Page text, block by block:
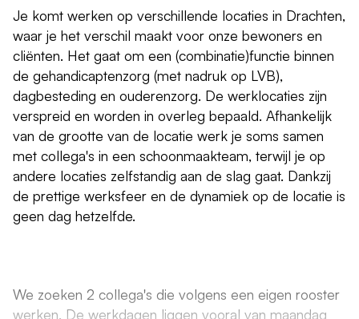
Je komt werken op verschillende locaties in Drachten,
waar je het verschil maakt voor onze bewoners en
cliënten. Het gaat om een (combinatie)functie binnen
de gehandicaptenzorg (met nadruk op LVB),
dagbesteding en ouderenzorg. De werklocaties zijn
verspreid en worden in overleg bepaald. Afhankelijk
van de grootte van de locatie werk je soms samen
met collega's in een schoonmaakteam, terwijl je op
andere locaties zelfstandig aan de slag gaat. Dankzij
de prettige werksfeer en de dynamiek op de locatie is
geen dag hetzelfde.
We zoeken 2 collega's die volgens een eigen rooster
werken. De werkdagen liggen vooral van maandag